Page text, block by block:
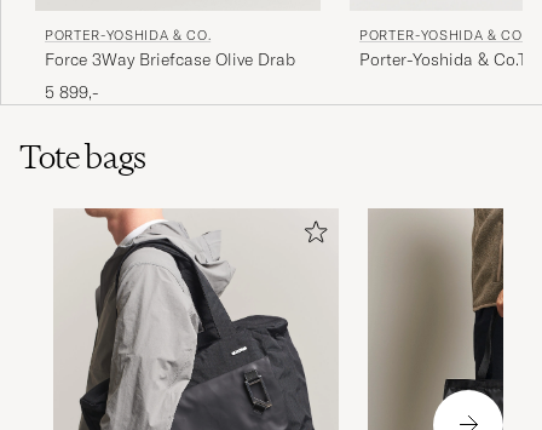
PORTER-YOSHIDA & CO.
Force 3Way Briefcase Olive Drab
5 899,-
PORTER-YOSHIDA & CO.
Porter-Yoshida &
Tote bags